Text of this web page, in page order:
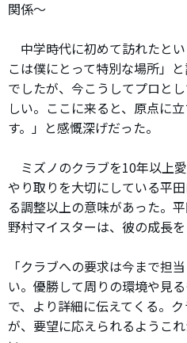
関係～
中学時代に初めて訪れたと
こは僕にとって特別な場所」
でしたが、今こうしてプロと
しい。ここに来ると、原点に
す。」と感慨深げだった。
ミズノのクラブを10年以上
やり取りを大切にしている平
る調整以上の意味があった。
野村マイスターは、彼の成長を
「クラブへの要求は今まで担
い。優勝して周りの環境や見
で、より詳細に伝えてくる。
が、要望に応えられるようこ